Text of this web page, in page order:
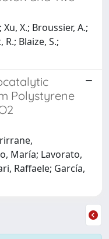
X.; Broussier, A.;
Blaize, S.;
Polystyrene
María; Lavorato,
Raffaele; García,